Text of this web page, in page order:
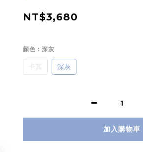
NT$3,680
顏色 : 深灰
卡其 深灰
加入購物車